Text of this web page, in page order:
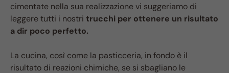
cimentate nella sua realizzazione vi suggeriamo di
leggere tutti i nostri trucchi per ottenere un risultato
a dir poco perfetto.
La cucina, così come la pasticceria, in fondo è il
risultato di reazioni chimiche, se si sbagliano le